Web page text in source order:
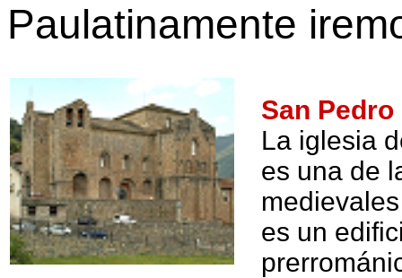
Paulatinamente
San
La iglesia
es una de
es un